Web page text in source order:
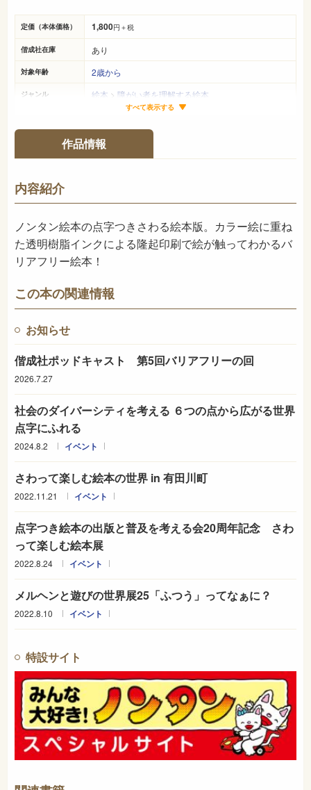
定価（本体価格） 1,800円＋税
偕成社在庫 あり
対象年齢 2歳から
ジャンル 絵本 > 障がい者を理解する絵本
10ページ
ISBN 978-4-03-226140-0
NDC
発売日 2013年2月
すべて表示する
作品情報
内容紹介
ノンタン絵本の点字つきさわる絵本版。カラー絵に重ね
た透明樹脂インクによる隆起印刷で絵が触ってわかるバ
リアフリー絵本！
この本の関連情報
お知らせ
偕成社ポッドキャスト 第5回バリアフリーの回
2026.7.27
社会のダイバーシティを考える ６つの点から広がる世界
点字にふれる
2024.8.2 イベント
さわって楽しむ絵本の世界 in 有田川町
2022.11.21 イベント
点字つき絵本の出版と普及を考える会20周年記念 さわ
って楽しむ絵本展
2022.8.24 イベント
メルヘンと遊びの世界展25「ふつう」ってなぁに？
2022.8.10 イベント
特設サイト